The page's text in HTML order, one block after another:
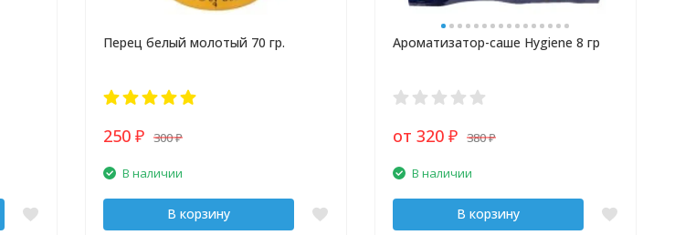
Перец белый молотый 70 гр.
250 ₽ 300₽
В наличии
В корзину
Ароматизатор-саше Hygiene 8 гр
от 320 ₽ 380₽
В наличии
В корзину